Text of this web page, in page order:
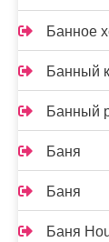
Банное
Банный
Банный
Баня
Баня
Баня